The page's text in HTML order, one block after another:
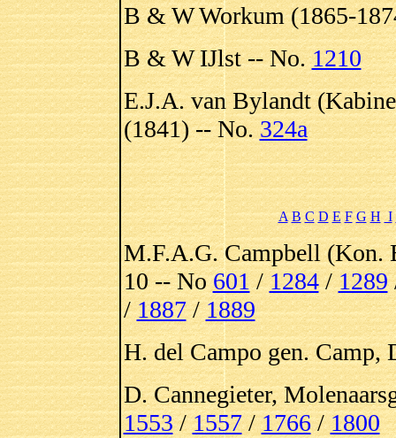
B & W Workum (1865-
B & W IJlst -- No.1210
E.J.A. van Bylandt
(1841) -- No.324a
A B C D E F G H I
M.F.A.G. Campbell (Kon.
10 -- No601/1284/1289
/1887/1889
H. del Campo gen.
D. Cannegieter,
1553/1557/1766/1800